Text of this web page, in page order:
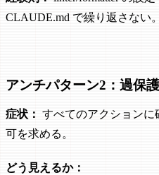
CLAUDE.md で繰り返さない。
アンチパターン2：過保
症状： すべてのアクションに
可を求める。
どう見えるか：